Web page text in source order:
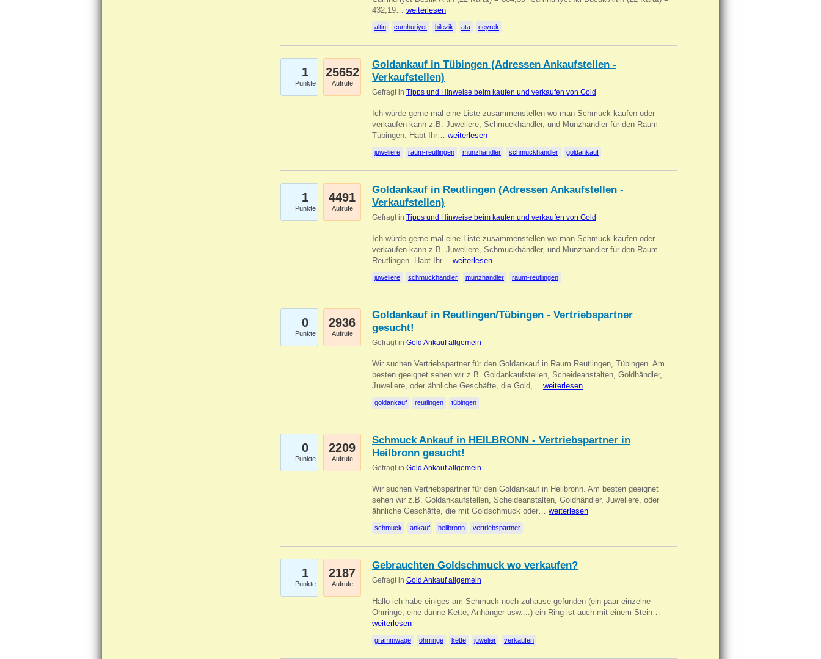
432,19… weiterlesen
altin cumhuriyet bilezik ata ceyrek
1
Punkte
25652
Aufrufe
Goldankauf in Tübingen (Adressen Ankaufstellen -
Verkaufstellen)
Gefragt in Tipps und Hinweise beim kaufen und verkaufen von Gold
Ich würde gerne mal eine Liste zusammenstellen wo man Schmuck kaufen oder
verkaufen kann z.B. Juweliere, Schmuckhändler, und Münzhändler für den Raum
Tübingen. Habt Ihr… weiterlesen
juweliere raum-reutlingen münzhändler schmuckhändler goldankauf
1
Punkte
4491
Aufrufe
Goldankauf in Reutlingen (Adressen Ankaufstellen -
Verkaufstellen)
Gefragt in Tipps und Hinweise beim kaufen und verkaufen von Gold
Ich würde gerne mal eine Liste zusammenstellen wo man Schmuck kaufen oder
verkaufen kann z.B. Juweliere, Schmuckhändler, und Münzhändler für den Raum
Reutlingen. Habt Ihr… weiterlesen
juweliere schmuckhändler münzhändler raum-reutlingen
0
Punkte
2936
Aufrufe
Goldankauf in Reutlingen/Tübingen - Vertriebspartner
gesucht!
Gefragt in Gold Ankauf allgemein
Wir suchen Vertriebspartner für den Goldankauf in Raum Reutlingen, Tübingen. Am
besten geeignet sehen wir z.B. Goldankaufstellen, Scheideanstalten, Goldhändler,
Juweliere, oder ähnliche Geschäfte, die Gold,… weiterlesen
goldankauf reutlingen tübingen
0
Punkte
2209
Aufrufe
Schmuck Ankauf in HEILBRONN - Vertriebspartner in
Heilbronn gesucht!
Gefragt in Gold Ankauf allgemein
Wir suchen Vertriebspartner für den Goldankauf in Heilbronn. Am besten geeignet
sehen wir z.B. Goldankaufstellen, Scheideanstalten, Goldhändler, Juweliere, oder
ähnliche Geschäfte, die mit Goldschmuck oder… weiterlesen
schmuck ankauf heilbronn vertriebspartner
1
Punkte
2187
Aufrufe
Gebrauchten Goldschmuck wo verkaufen?
Gefragt in Gold Ankauf allgemein
Hallo ich habe einiges am Schmuck noch zuhause gefunden (ein paar einzelne
Ohrringe, eine dünne Kette, Anhänger usw....) ein Ring ist auch mit einem Stein…
weiterlesen
grammwage ohrringe kette juwelier verkaufen